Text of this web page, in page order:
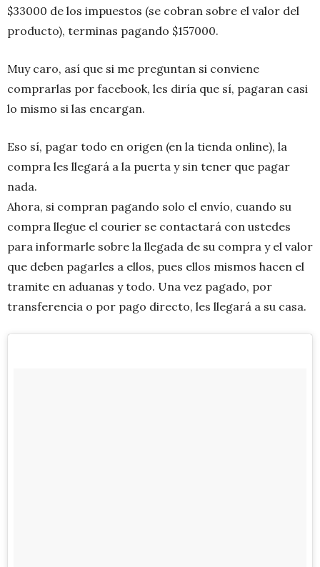
$33000 de los impuestos (se cobran sobre el valor del
producto), terminas pagando $157000.
Muy caro, así que si me preguntan si conviene
comprarlas por facebook, les diría que sí, pagaran casi
lo mismo si las encargan.
Eso sí, pagar todo en origen (en la tienda online), la
compra les llegará a la puerta y sin tener que pagar
nada.
Ahora, si compran pagando solo el envío, cuando su
compra llegue el courier se contactará con ustedes
para informarle sobre la llegada de su compra y el valor
que deben pagarles a ellos, pues ellos mismos hacen el
tramite en aduanas y todo. Una vez pagado, por
transferencia o por pago directo, les llegará a su casa.